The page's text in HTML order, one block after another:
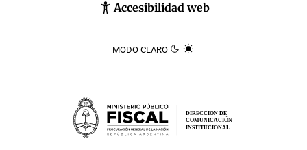
Accesibilidad web
MODO CLARO
DIRECCIÓN DE
COMUNICACIÓN
INSTITUCIONAL